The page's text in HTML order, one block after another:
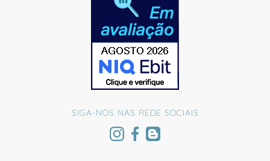
SIGA-NOS NAS REDE SOCIAIS